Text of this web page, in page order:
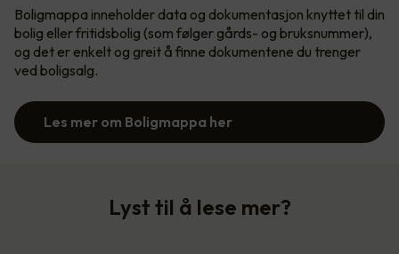
Boligmappa inneholder data og dokumentasjon knyttet til din
bolig eller fritidsbolig (som følger gårds- og bruksnummer),
og det er enkelt og greit å finne dokumentene du trenger
ved boligsalg.
Les mer om Boligmappa her
Lyst til å lese mer?